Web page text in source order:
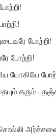
போற்றி!
போற்றி!
யோகியே
தரும்
சொல்லி